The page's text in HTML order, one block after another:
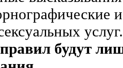
услуг.
будут